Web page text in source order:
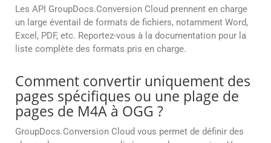
Les API GroupDocs.Conversion Cloud prennent en charge
un large éventail de formats de fichiers, notamment Word,
Excel, PDF, etc. Reportez-vous à la documentation pour la
liste complète des formats pris en charge.
Comment convertir uniquement des
pages spécifiques ou une plage de
pages de M4A à OGG ?
GroupDocs.Conversion Cloud vous permet de définir des